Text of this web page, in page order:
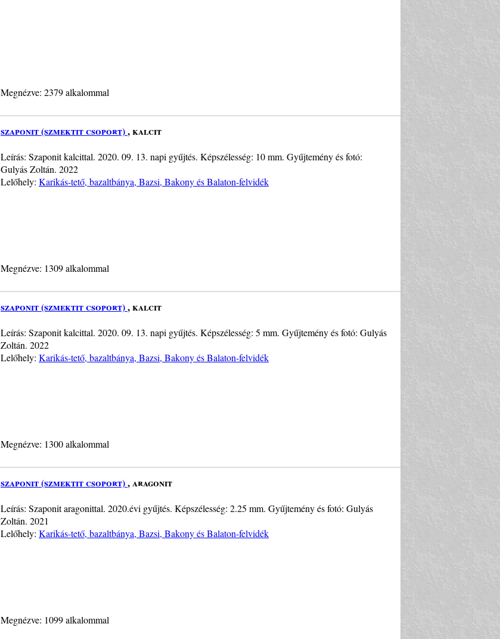
Megnézve: 2379 alkalommal
szaponit (szmektit csoport), kalcit
Leírás: Szaponit kalcittal. 2020. 09. 13. napi gyűjtés. Képszélesség: 10 mm. Gyűjtemény és fotó:
Gulyás Zoltán. 2022
Lelőhely: Karikás-tető, bazaltbánya, Bazsi, Bakony és Balaton-felvidék
Megnézve: 1309 alkalommal
szaponit (szmektit csoport), kalcit
Leírás: Szaponit kalcittal. 2020. 09. 13. napi gyűjtés. Képszélesség: 5 mm. Gyűjtemény és fotó: Gulyás
Zoltán. 2022
Lelőhely: Karikás-tető, bazaltbánya, Bazsi, Bakony és Balaton-felvidék
Megnézve: 1300 alkalommal
szaponit (szmektit csoport), aragonit
Leírás: Szaponit aragonittal. 2020.évi gyűjtés. Képszélesség: 2.25 mm. Gyűjtemény és fotó: Gulyás
Zoltán. 2021
Lelőhely: Karikás-tető, bazaltbánya, Bazsi, Bakony és Balaton-felvidék
Megnézve: 1099 alkalommal